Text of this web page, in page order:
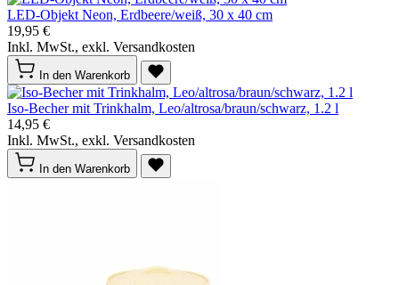
LED-Objekt Neon, Erdbeere/weiß, 30 x 40 cm
19,95 €
Inkl. MwSt., exkl. Versandkosten
In den Warenkorb
Iso-Becher mit Trinkhalm, Leo/altrosa/braun/schwarz, 1.2 l
14,95 €
Inkl. MwSt., exkl. Versandkosten
In den Warenkorb